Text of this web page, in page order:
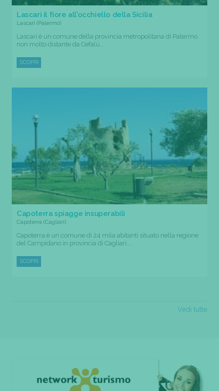
Lascari il fiore all’occhiello della Sicilia
Lascari (Palermo)
Lascari è un comune della provincia metropolitana di Palermo
non molto distante da Cefalù....
SCOPRI
Capoterra spiagge insuperabili
Capoterra (Cagliari)
Capoterra è un comune di 24 mila abitanti situato nella regione
del Campidano in provincia di Cagliari....
SCOPRI
Vedi tutte